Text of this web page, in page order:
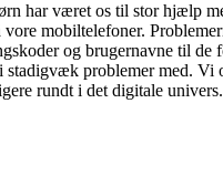
har været os til stor hjælp
vore mobiltelefoner.
og brugernavne til de
stadigvæk problemer med. Vi
rundt i det digitale univers.